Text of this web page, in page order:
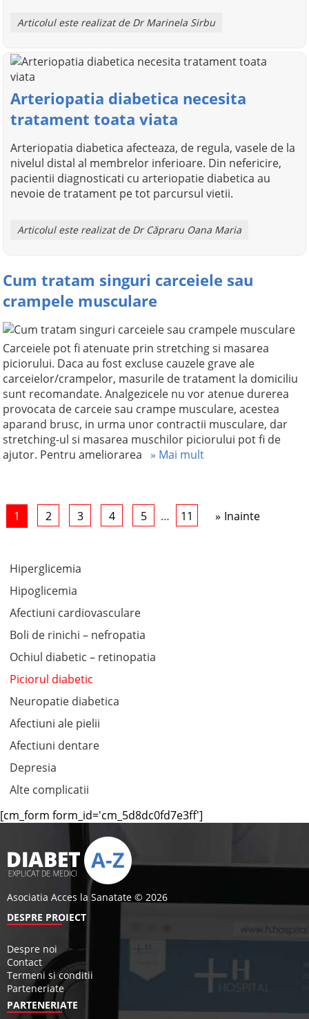
Articolul este realizat de Dr Marinela Sirbu
Arteriopatia diabetica necesita
tratament toata viata
Arteriopatia diabetica afecteaza, de regula, vasele de la
nivelul distal al membrelor inferioare. Din nefericire,
pacientii diagnosticati cu arteriopatie diabetica au
nevoie de tratament pe tot parcursul vietii.
Articolul este realizat de Dr Căpraru Oana Maria
Cum tratam singuri carceiele sau
crampele musculare
Carceiele pot fi atenuate prin stretching si masarea
piciorului. Daca au fost excluse cauzele grave ale
carceielor/crampelor, masurile de tratament la domiciliu
sunt recomandate. Analgezicele nu vor atenue durerea
provocata de carceie sau crampe musculare, acestea
aparand brusc, in urma unor contractii musculare, dar
stretching-ul si masarea muschilor piciorului pot fi de
ajutor. Pentru ameliorarea » Mai mult
1 2 3 4 5 … 11 Inainte
Hiperglicemia
Hipoglicemia
Afectiuni cardiovasculare
Boli de rinichi – nefropatia
Ochiul diabetic – retinopatia
Piciorul diabetic
Neuropatie diabetica
Afectiuni ale pielii
Afectiuni dentare
Depresia
Alte complicatii
[cm_form form_id='cm_5d8dc0fd7e3ff']
Asociatia Acces la Sanatate © 2026
DESPRE PROIECT
Despre noi
Contact
Termeni si conditii
Parteneriate
PARTENERIATE